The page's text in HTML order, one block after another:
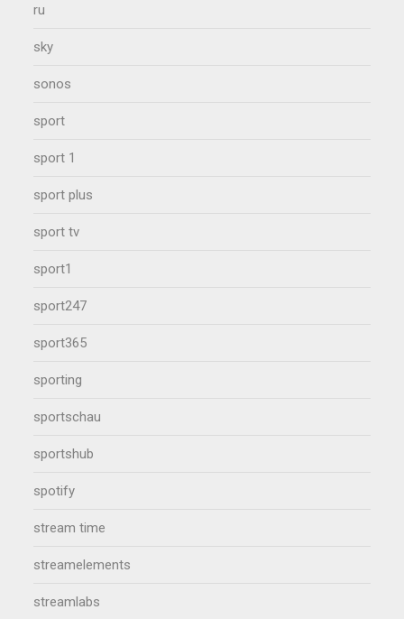
ru
sky
sonos
sport
sport 1
sport plus
sport tv
sport1
sport247
sport365
sporting
sportschau
sportshub
spotify
stream time
streamelements
streamlabs